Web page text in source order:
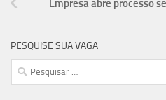
Empresa abre processo
PESQUISE SUA VAGA
Pesquisar
por: